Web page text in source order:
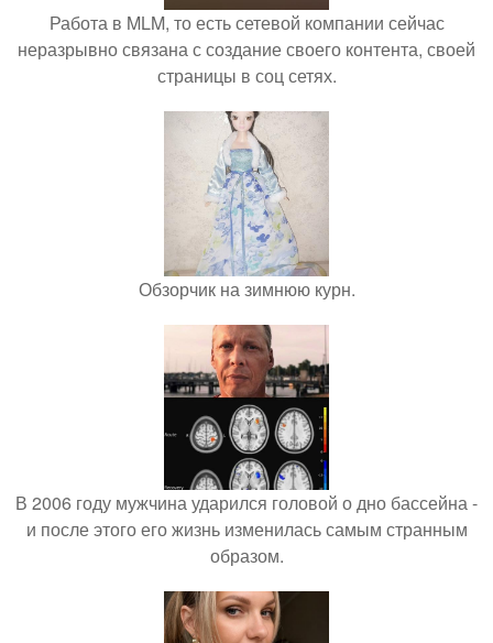
Работа в MLM, то есть сетевой компании сейчас
неразрывно связана с создание своего контента, своей
страницы в соц сетях.
Обзорчик на зимнюю курн.
В 2006 году мужчина ударился головой о дно бассейна -
и после этого его жизнь изменилась самым странным
образом.